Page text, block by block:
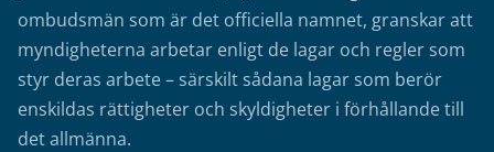
ombudsmän som är det officiella namnet, granskar att
myndigheterna arbetar enligt de lagar och regler som
styr deras arbete – särskilt sådana lagar som berör
enskildas rättigheter och skyldigheter i förhållande till
det allmänna.